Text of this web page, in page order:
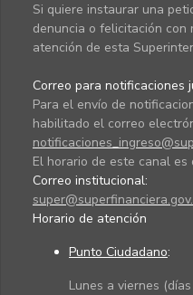
Si quiere instaurar una
denuncia o felicitación con
atención de esta
Correo para notificaciones
Para el envío de
habilitado el correo
El horario de este canal es
Correo institucional:
Horario de atención
Punto Ciudadano:
Lunes a viernes